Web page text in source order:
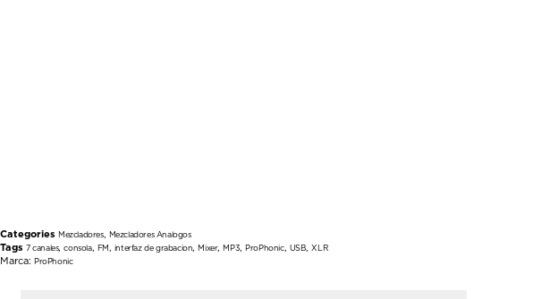
Categories Mezcladores, Mezcladores Analogos
Tags 7 canales,consola, FM , interfaz de grabacion,Mixer,MP3,ProPhonic, USB,XLR
Marca: ProPhonic